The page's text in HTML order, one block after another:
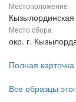
Местоположение
Кызылординская
Место сбора
окр. г.
Полная карточка
Все образцы